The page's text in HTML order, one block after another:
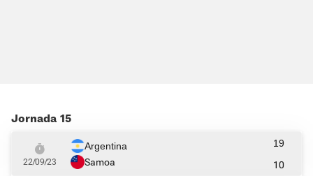
Jornada 15
22/09/23
Argentina
Samoa
19
10